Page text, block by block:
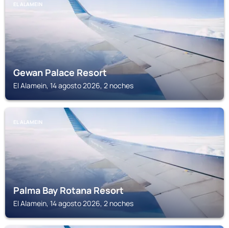
EL ALAMEIN
Gewan Palace Resort
El Alamein, 14 agosto 2026, 2 noches
EL ALAMEIN
Palma Bay Rotana Resort
El Alamein, 14 agosto 2026, 2 noches